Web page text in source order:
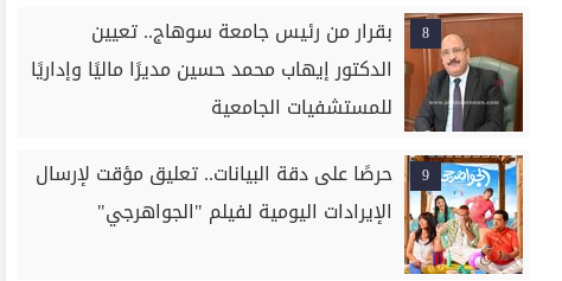
8
بقرار من رئيس جامعة سوهاج.. تعيين
الدكتور إيهاب محمد حسين مديرًا ماليًا وإداريًا
للمستشفيات الجامعية
9
حرصًا على دقة البيانات.. تعليق مؤقت لإرسال
الإيرادات اليومية لفيلم "الجواهرجي"